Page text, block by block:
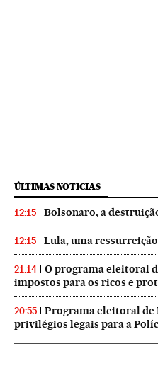
ÚLTIMAS NOTICIAS
12:15 Bolsonaro, a
12:15 Lula, uma ressurreição
21:14
O programa eleitoral
impostos para os ricos e
20:55
Programa eleitoral de
privilégios legais para a